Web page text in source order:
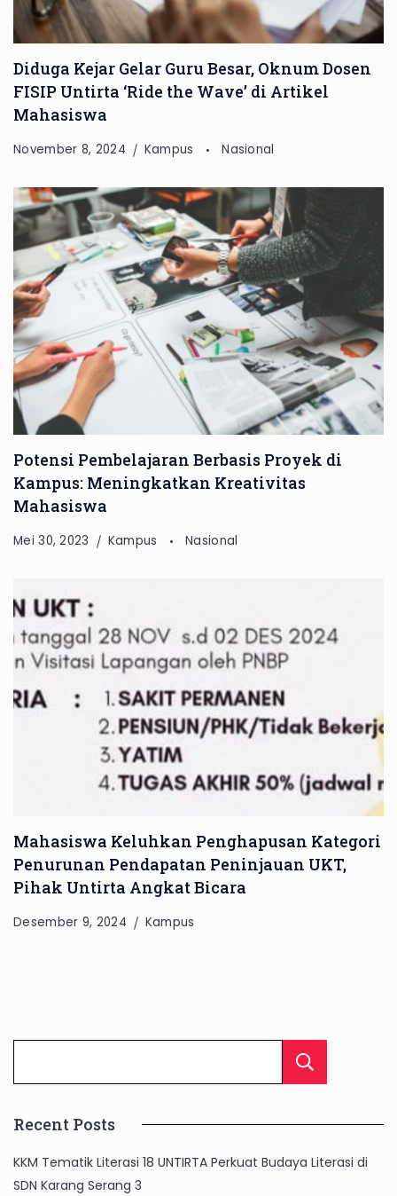
Diduga Kejar Gelar Guru Besar, Oknum Dosen
FISIP Untirta ‘Ride the Wave’ di Artikel
Mahasiswa
November 8, 2024 Kampus Nasional
Potensi Pembelajaran Berbasis Proyek di
Kampus: Meningkatkan Kreativitas
Mahasiswa
Mei 30, 2023 Kampus Nasional
Mahasiswa Keluhkan Penghapusan Kategori
Penurunan Pendapatan Peninjauan UKT,
Pihak Untirta Angkat Bicara
Desember 9, 2024 Kampus
Recent Posts
KKM Tematik Literasi 18 UNTIRTA Perkuat Budaya Literasi di
SDN Karang Serang 3